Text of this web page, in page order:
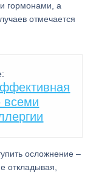
гормонами, а
отмечается
всеми
осложнение –
откладывая,